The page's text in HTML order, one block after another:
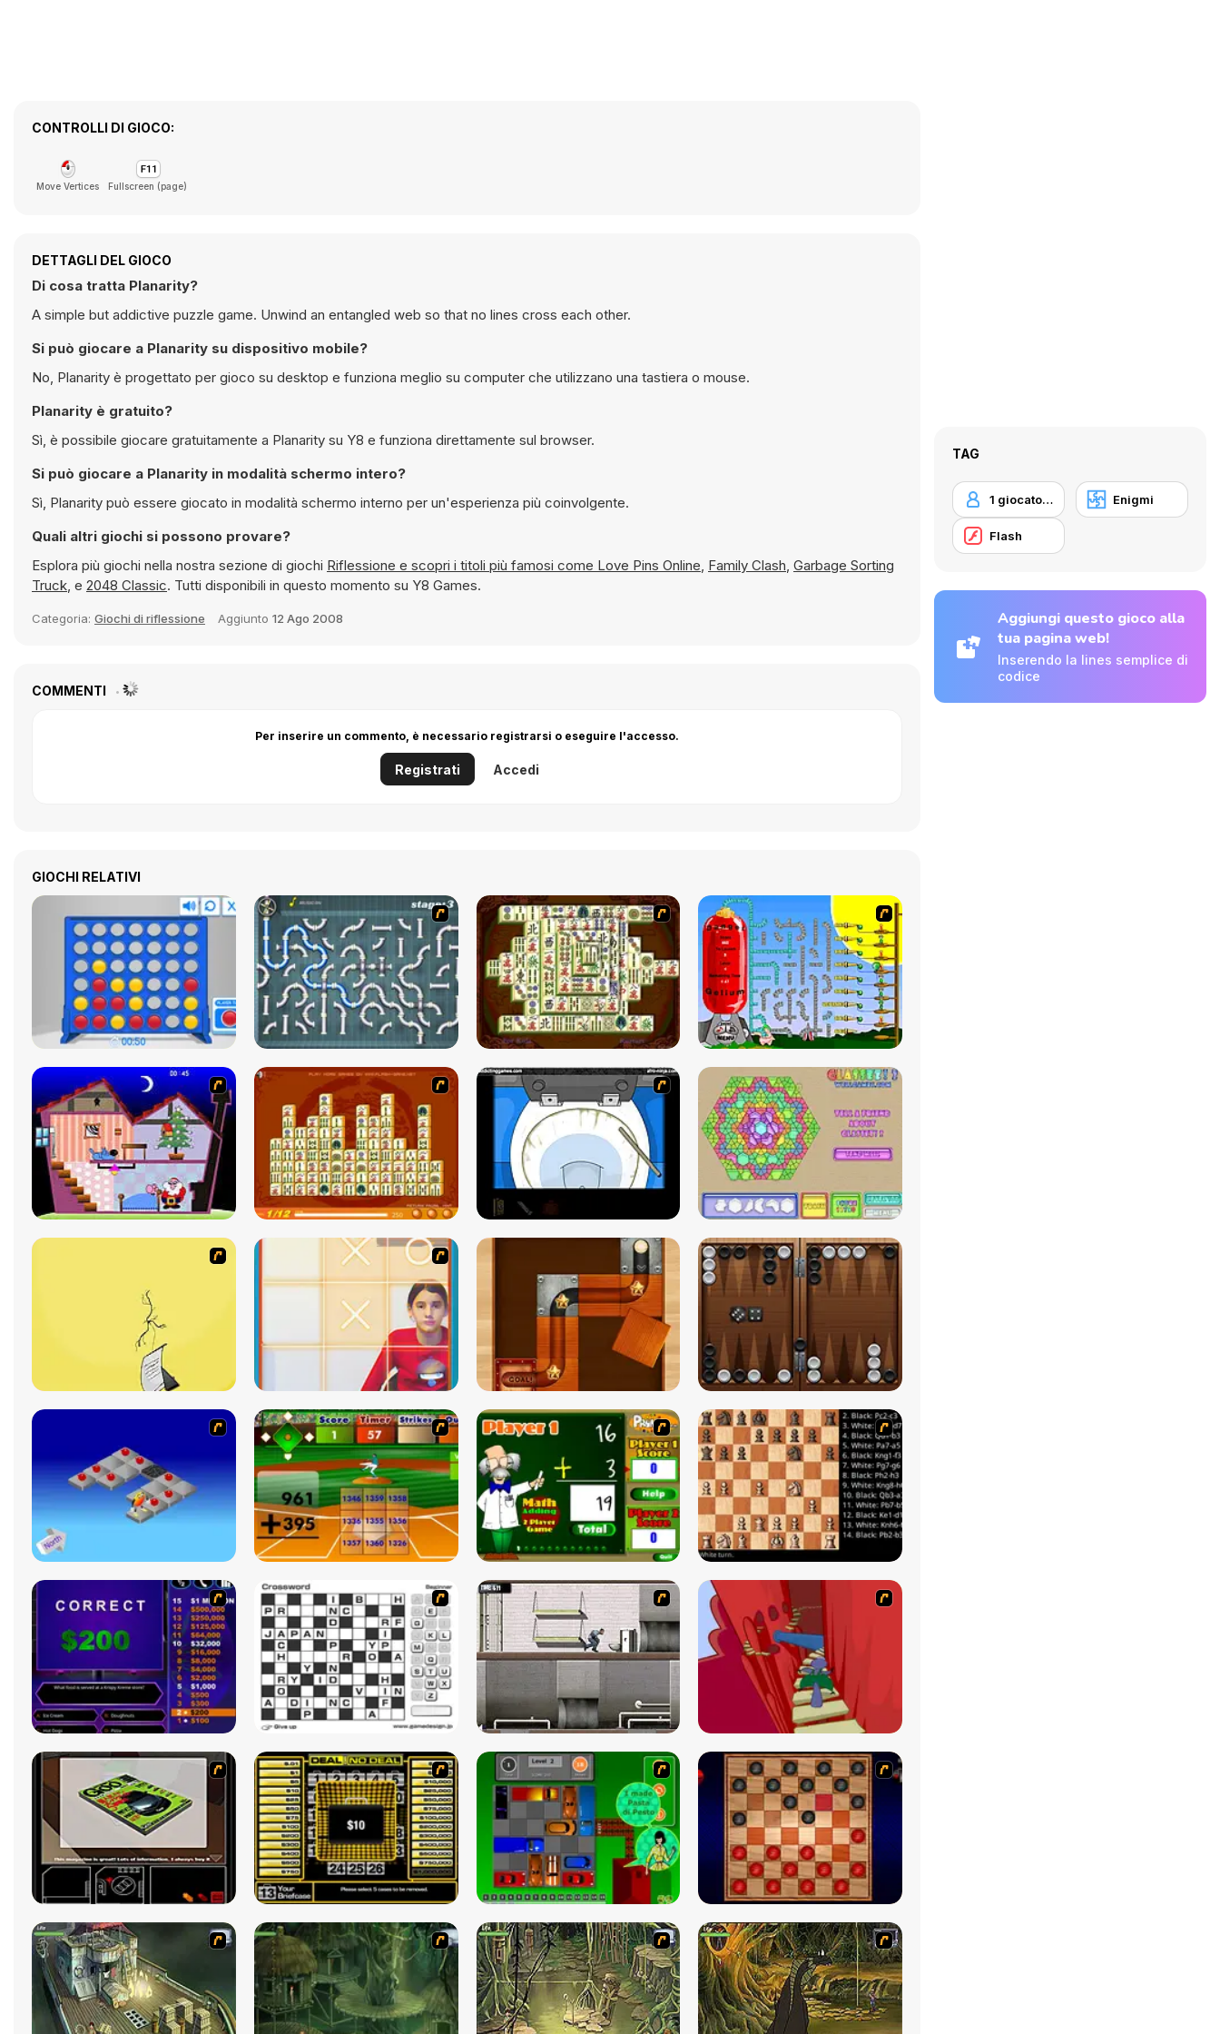
CONTROLLI DI GIOCO:
Move Vertices Fullscreen (page)
DETTAGLI DEL GIOCO
Di cosa tratta Planarity?
A simple but addictive puzzle game. Unwind an entangled web so that no lines cross each other.
Si può giocare a Planarity su dispositivo mobile?
No, Planarity è progettato per gioco su desktop e funziona meglio su computer che utilizzano una tastiera o mouse.
Planarity è gratuito?
Sì, è possibile giocare gratuitamente a Planarity su Y8 e funziona direttamente sul browser.
Si può giocare a Planarity in modalità schermo intero?
Sì, Planarity può essere giocato in modalità schermo interno per un'esperienza più coinvolgente.
Quali altri giochi si possono provare?
Esplora più giochi nella nostra sezione di giochi
Riflessione e scopri i titoli più famosi come Love Pins Online, Family Clash, Garbage Sorting
Truck, e 2048 Classic. Tutti disponibili in questo momento su Y8 Games.
Categoria: Giochi di riflessione Aggiunto 12 Ago 2008
COMMENTI
Per inserire un commento, è necessario registrarsi o eseguire l'accesso.
Registrati Accedi
GIOCHI RELATIVI
TAG
1 giocatore Enigmi
Flash
Aggiungi questo gioco alla
tua pagina web!
Inserendo la lines semplice di
codice